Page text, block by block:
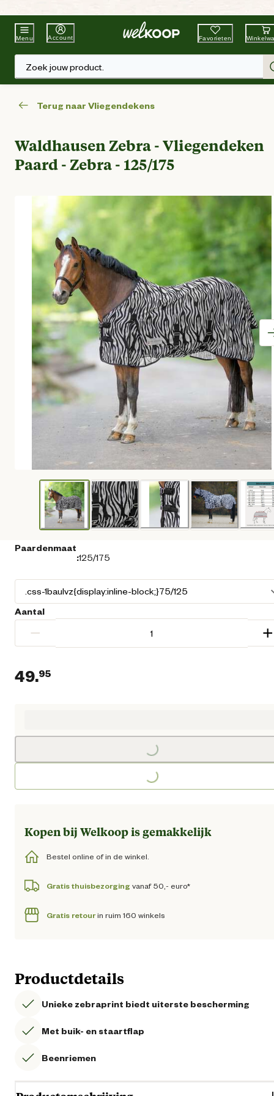
Beste WinkelketenTuin & Dier
Menu Account Favorieten
Zoek jouw product.
Terug naar Vliegendekens
Waldhausen Zebra - Vliegendeken
Paard - Zebra - 125/175
Paardenmaat
:125/175
Aantal
− +
49.95
Loading...
Loading...
Kopen bij Welkoop is gemakkelijk
Bestel online of in de winkel.
Gratis thuisbezorging vanaf 50,- euro*
Gratis retourin ruim 160 winkels
Productdetails
Unieke zebraprint biedt uiterste bescherming
Met buik- en staartflap
Beenriemen